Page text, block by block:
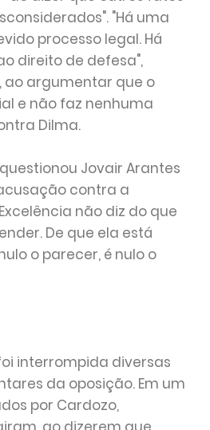
"Há uma
processo legal. Há
direito de defesa",
ao argumentar que o
e não faz nenhuma
Dilma.
Jovair Arantes
contra a
não diz do que
De que ela está
o parecer, é nulo o
interrompida diversas
da oposição. Em um
por Cardozo,